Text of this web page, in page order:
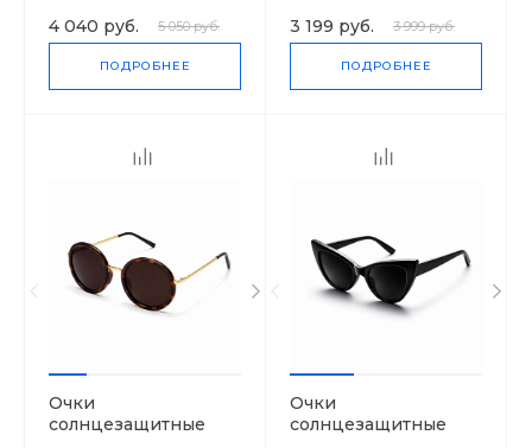
4 040 руб. 5 050 руб.
ПОДРОБНЕЕ
3 199 руб. 3 999 руб.
ПОДРОБНЕЕ
Очки
солнцезащитные
Очки
солнцезащитные